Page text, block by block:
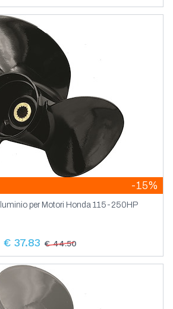
-15%
per Motori Honda 115-250HP
€ 37.83 € 44.50